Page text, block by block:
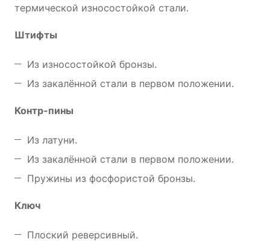
термической износостойкой стали.
Штифты
Из износостойкой бронзы.
Из закалённой стали в первом положении.
Контр-пины
Из латуни.
Из закалённой стали в первом положении.
Пружины из фосфористой бронзы.
Ключ
Плоский реверсивный.